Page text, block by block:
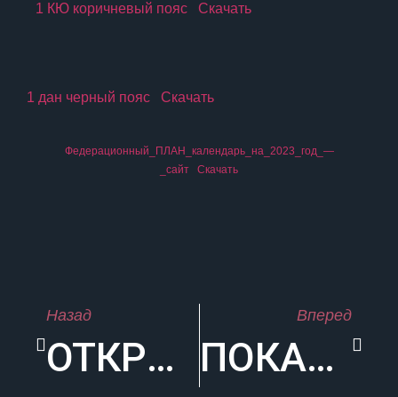
1 КЮ коричневый пояс Скачать
1 дан черный пояс Скачать
Федерационный_ПЛАН_календарь_на_2023_год_—
_сайт
Скачать
Назад
ОТКРЫТЫЙ ЧЕМПИОНАТ ПРИДНЕСТРОВЬЯ ПО КАРАТЭ
Вперед
ПОКАЗАТЕЛЬНОЕ ВЫСТУПЛЕНИЕ КЛУБА БОГАТЫРЬ